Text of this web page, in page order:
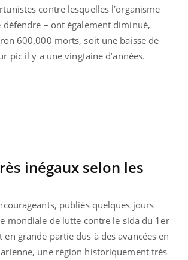
contre lesquelles l’organisme
défendre – ont également diminué,
600.000 morts, soit une baisse de
pic il y a une vingtaine d’années.
inégaux selon les
publiés quelques jours
mondiale de lutte contre le sida du 1er
en grande partie dus à des avancées en
une région historiquement très